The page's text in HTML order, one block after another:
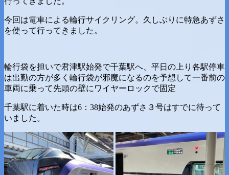
今回は電車による輪行サイクリング。久しぶりに特急あずさ
を使って行ってきました。
輪行袋を担いで君津駅始発で千葉駅へ、平日の上り各駅停車
は出勤の方が多く輪行袋が邪魔になるのを予想して一番前の
車両に乗って先頭の壁にワイヤーロックで固定
千葉駅に着いた時は6：38始発のあずさ３号はすでに待って
いました。